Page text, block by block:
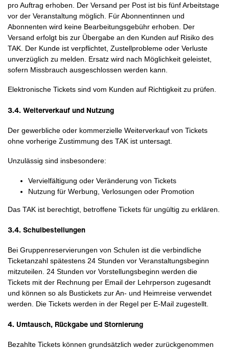
pro Auftrag erhoben. Der Versand per Post ist bis fünf Arbeitstage
vor der Veranstaltung möglich. Für Abonnentinnen und
Abonnenten wird keine Bearbeitungsgebühr erhoben. Der
Versand erfolgt bis zur Übergabe an den Kunden auf Risiko des
TAK. Der Kunde ist verpflichtet, Zustellprobleme oder Verluste
unverzüglich zu melden. Ersatz wird nach Möglichkeit geleistet,
sofern Missbrauch ausgeschlossen werden kann.
Elektronische Tickets sind vom Kunden auf Richtigkeit zu prüfen.
3.4. Weiterverkauf und Nutzung
Der gewerbliche oder kommerzielle Weiterverkauf von Tickets
ohne vorherige Zustimmung des TAK ist untersagt.
Unzulässig sind insbesondere:
Vervielfältigung oder Veränderung von Tickets
Nutzung für Werbung, Verlosungen oder Promotion
Das TAK ist berechtigt, betroffene Tickets für ungültig zu erklären.
3.4. Schulbestellungen
Bei Gruppenreservierungen von Schulen ist die verbindliche
Ticketanzahl spätestens 24 Stunden vor Veranstaltungsbeginn
mitzuteilen. 24 Stunden vor Vorstellungsbeginn werden die
Tickets mit der Rechnung per Email der Lehrperson zugesandt
und können so als Bustickets zur An- und Heimreise verwendet
werden. Die Tickets werden in der Regel per E-Mail zugestellt.
4. Umtausch, Rückgabe und Stornierung
Bezahlte Tickets können grundsätzlich weder zurückgenommen